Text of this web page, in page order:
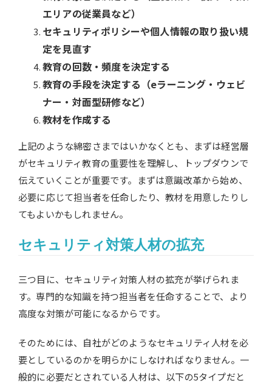
エリアの従業員など）
セキュリティポリシーや個人情報の取り扱い規
定を見直す
教育の回数・頻度を決定する
教育の手段を決定する（eラーニング・ウェビ
ナー・対面型研修など）
教材を作成する
上記のような綿密さまではいかなくとも、まずは経営層
がセキュリティ教育の重要性を理解し、トップダウンで
伝えていくことが重要です。まずは意識改革から始め、
必要に応じて担当者を任命したり、教材を用意したりし
てもよいかもしれません。
セキュリティ対策人材の拡充
三つ目に、セキュリティ対策人材の拡充が挙げられま
す。専門的な知識を持つ担当者を任命することで、より
高度な対策が可能になるからです。
そのためには、自社がどのようなセキュリティ人材を必
要としているのかを明らかにしなければなりません。一
般的に必要だとされている人材は、以下の5タイプだと